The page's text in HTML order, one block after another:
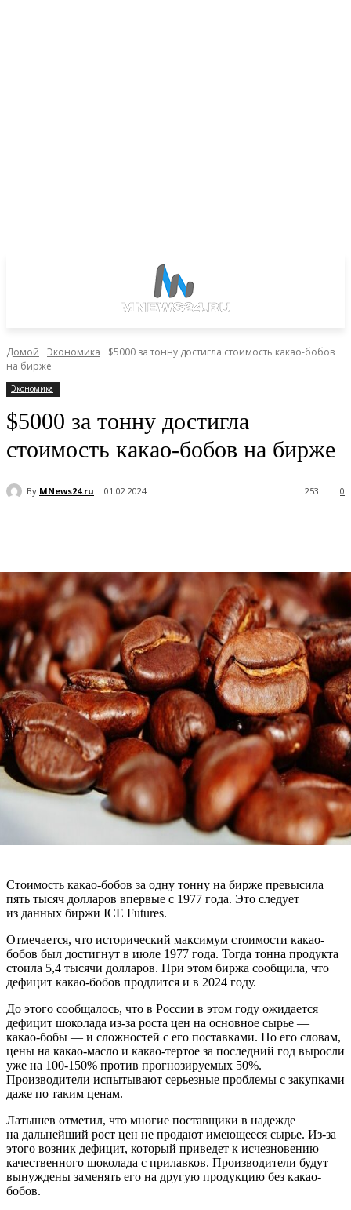
Домой Экономика
$5000 за тонну достигла стоимость какао-бобов
на бирже
Экономика
$5000 за тонну достигла
стоимость какао-бобов на бирже
By MNews24.ru 01.02.2024 0
253
Стоимость какао-бобов за одну тонну на бирже превысила
пять тысяч долларов впервые с 1977 года. Это следует
из данных биржи ICE Futures.
Отмечается, что исторический максимум стоимости какао-
бобов был достигнут в июле 1977 года. Тогда тонна продукта
стоила 5,4 тысячи долларов. При этом биржа сообщила, что
дефицит какао-бобов продлится и в 2024 году.
До этого сообщалось, что в России в этом году ожидается
дефицит шоколада из-за роста цен на основное сырье —
какао-бобы — и сложностей с его поставками. По его словам,
цены на какао-масло и какао-тертое за последний год выросли
уже на 100-150% против прогнозируемых 50%.
Производители испытывают серьезные проблемы с закупками
даже по таким ценам.
Латышев отметил, что многие поставщики в надежде
на дальнейший рост цен не продают имеющееся сырье. Из-за
этого возник дефицит, который приведет к исчезновению
качественного шоколада с прилавков. Производители будут
вынуждены заменять его на другую продукцию без какао-
бобов.